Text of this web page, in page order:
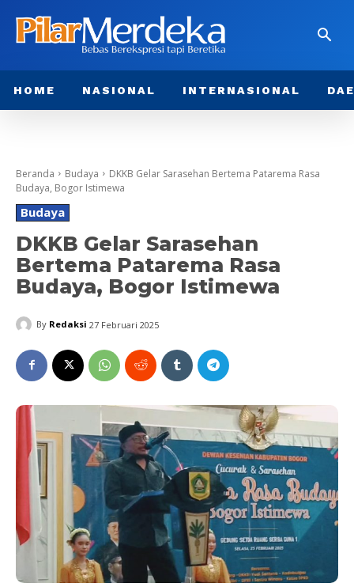
HOME NASIONAL INTERNASIONAL
Beranda Budaya
DKKB Gelar Sarasehan Bertema Patarema Rasa
Budaya, Bogor Istimewa
Budaya
DKKB Gelar Sarasehan
Bertema Patarema Rasa
Budaya, Bogor Istimewa
By Redaksi 27 Februari 2025